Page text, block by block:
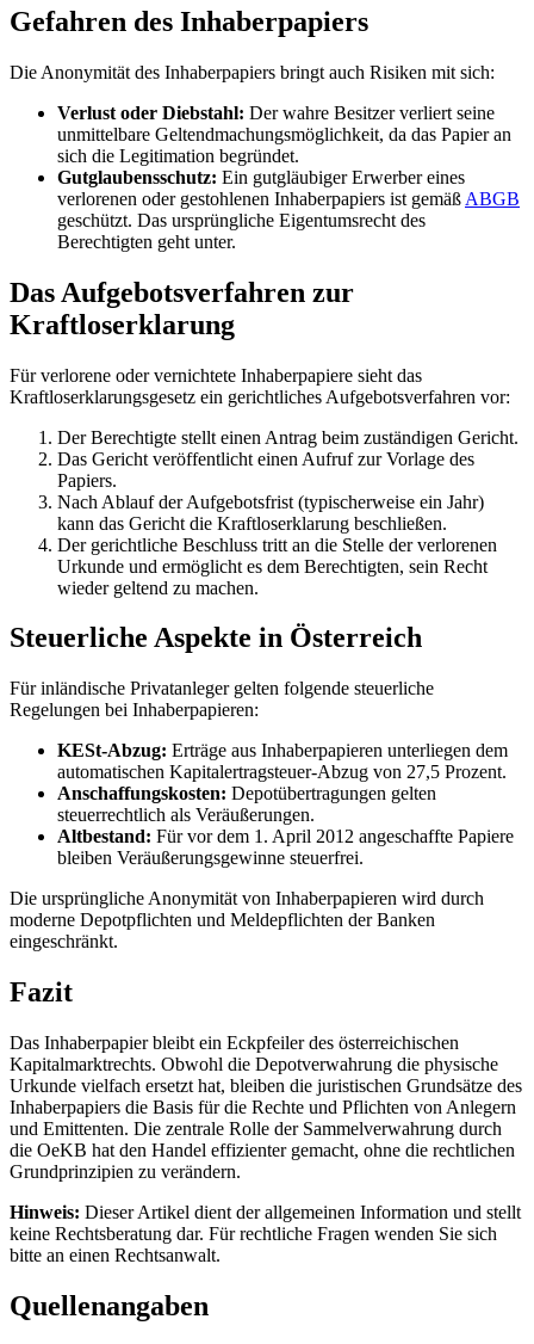
Gefahren des Inhaberpapiers
Die Anonymität des Inhaberpapiers bringt auch Risiken mit sich:
Verlust oder Diebstahl: Der wahre Besitzer verliert seine
unmittelbare Geltendmachungsmöglichkeit, da das Papier an
sich die Legitimation begründet.
Gutglaubensschutz: Ein gutgläubiger Erwerber eines
verlorenen oder gestohlenen Inhaberpapiers ist gemäß ABGB
geschützt. Das ursprüngliche Eigentumsrecht des
Berechtigten geht unter.
Das Aufgebotsverfahren zur
Kraftloserklarung
Für verlorene oder vernichtete Inhaberpapiere sieht das
Kraftloserklarungsgesetz ein gerichtliches Aufgebotsverfahren vor:
Der Berechtigte stellt einen Antrag beim zuständigen Gericht.
Das Gericht veröffentlicht einen Aufruf zur Vorlage des
Papiers.
Nach Ablauf der Aufgebotsfrist (typischerweise ein Jahr)
kann das Gericht die Kraftloserklarung beschließen.
Der gerichtliche Beschluss tritt an die Stelle der verlorenen
Urkunde und ermöglicht es dem Berechtigten, sein Recht
wieder geltend zu machen.
Steuerliche Aspekte in Österreich
Für inländische Privatanleger gelten folgende steuerliche
Regelungen bei Inhaberpapieren:
KESt-Abzug: Erträge aus Inhaberpapieren unterliegen dem
automatischen Kapitalertragsteuer-Abzug von 27,5 Prozent.
Anschaffungskosten: Depotübertragungen gelten
steuerrechtlich als Veräußerungen.
Altbestand: Für vor dem 1. April 2012 angeschaffte Papiere
bleiben Veräußerungsgewinne steuerfrei.
Die ursprüngliche Anonymität von Inhaberpapieren wird durch
moderne Depotpflichten und Meldepflichten der Banken
eingeschränkt.
Fazit
Das Inhaberpapier bleibt ein Eckpfeiler des österreichischen
Kapitalmarktrechts. Obwohl die Depotverwahrung die physische
Urkunde vielfach ersetzt hat, bleiben die juristischen Grundsätze des
Inhaberpapiers die Basis für die Rechte und Pflichten von Anlegern
und Emittenten. Die zentrale Rolle der Sammelverwahrung durch
die OeKB hat den Handel effizienter gemacht, ohne die rechtlichen
Grundprinzipien zu verändern.
Hinweis: Dieser Artikel dient der allgemeinen Information und stellt
keine Rechtsberatung dar. Für rechtliche Fragen wenden Sie sich
bitte an einen Rechtsanwalt.
Quellenangaben